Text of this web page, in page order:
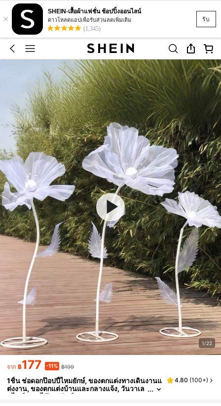
รับ
×
SHEIN-เสื้อผ้าแฟชั่น ช้อปปิ้งออนไลน์
ดาวโหลดแอปเพื่อรับส่วนลดเพิ่มเติม
(1,345)
1/22
จาก ฿177 -11% ฿199
1ชิ้น ช่อดอกป๊อปปี้ไหมยักษ์, ของตกแต่งทางเดินงานแ
ต่งงาน, ของตกแต่งบ้านและกลางแจ้ง, วันวาเล
นไทน์, ดอกไม้ประดิษฐ์
4.80 (100+)